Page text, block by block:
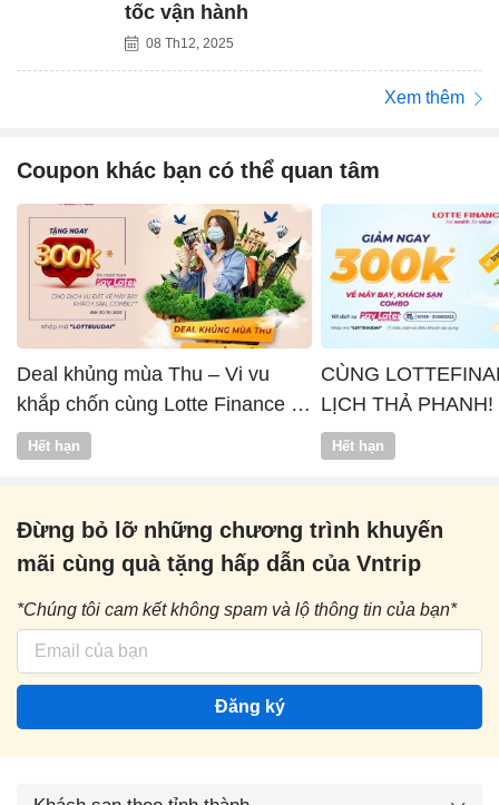
tốc vận hành
08 Th12, 2025
Xem thêm
Coupon khác bạn có thể quan tâm
Deal khủng mùa Thu – Vi vu
khắp chốn cùng Lotte Finance x
Vntrip
Hết hạn
CÙNG
LỊCH THẢ PHANH!
Hết hạn
Đừng bỏ lỡ những chương trình khuyến
mãi cùng quà tặng hấp dẫn của Vntrip
*Chúng tôi cam kết không spam và lộ thông tin của bạn*
Đăng ký